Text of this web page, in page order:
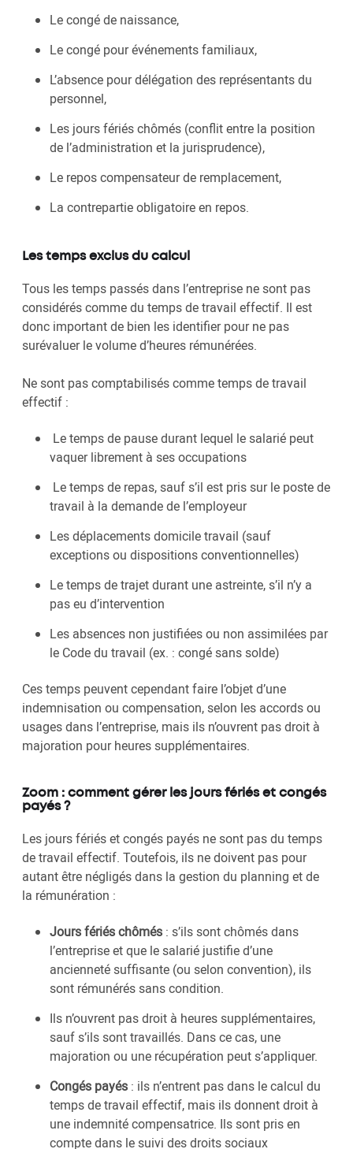
Le congé de naissance,
Le congé pour événements familiaux,
L’absence pour délégation des représentants du
personnel,
Les jours fériés chômés (conflit entre la position
de l’administration et la jurisprudence),
Le repos compensateur de remplacement,
La contrepartie obligatoire en repos.
Les temps exclus du calcul
Tous les temps passés dans l’entreprise ne sont pas
considérés comme du temps de travail effectif. Il est
donc important de bien les identifier pour ne pas
surévaluer le volume d’heures rémunérées.
Ne sont pas comptabilisés comme temps de travail
effectif :
Le temps de pause durant lequel le salarié peut
vaquer librement à ses occupations
Le temps de repas, sauf s’il est pris sur le poste de
travail à la demande de l’employeur
Les déplacements domicile travail (sauf
exceptions ou dispositions conventionnelles)
Le temps de trajet durant une astreinte, s’il n’y a
pas eu d’intervention
Les absences non justifiées ou non assimilées par
le Code du travail (ex. : congé sans solde)
Ces temps peuvent cependant faire l’objet d’une
indemnisation ou compensation, selon les accords ou
usages dans l’entreprise, mais ils n’ouvrent pas droit à
majoration pour heures supplémentaires.
Zoom : comment gérer les jours fériés et congés
payés ?
Les jours fériés et congés payés ne sont pas du temps
de travail effectif. Toutefois, ils ne doivent pas pour
autant être négligés dans la gestion du planning et de
la rémunération :
Jours fériés chômés : s’ils sont chômés dans
l’entreprise et que le salarié justifie d’une
ancienneté suffisante (ou selon convention), ils
sont rémunérés sans condition.
Ils n’ouvrent pas droit à heures supplémentaires,
sauf s’ils sont travaillés. Dans ce cas, une
majoration ou une récupération peut s’appliquer.
Congés payés : ils n’entrent pas dans le calcul du
temps de travail effectif, mais ils donnent droit à
une indemnité compensatrice. Ils sont pris en
compte dans le suivi des droits sociaux